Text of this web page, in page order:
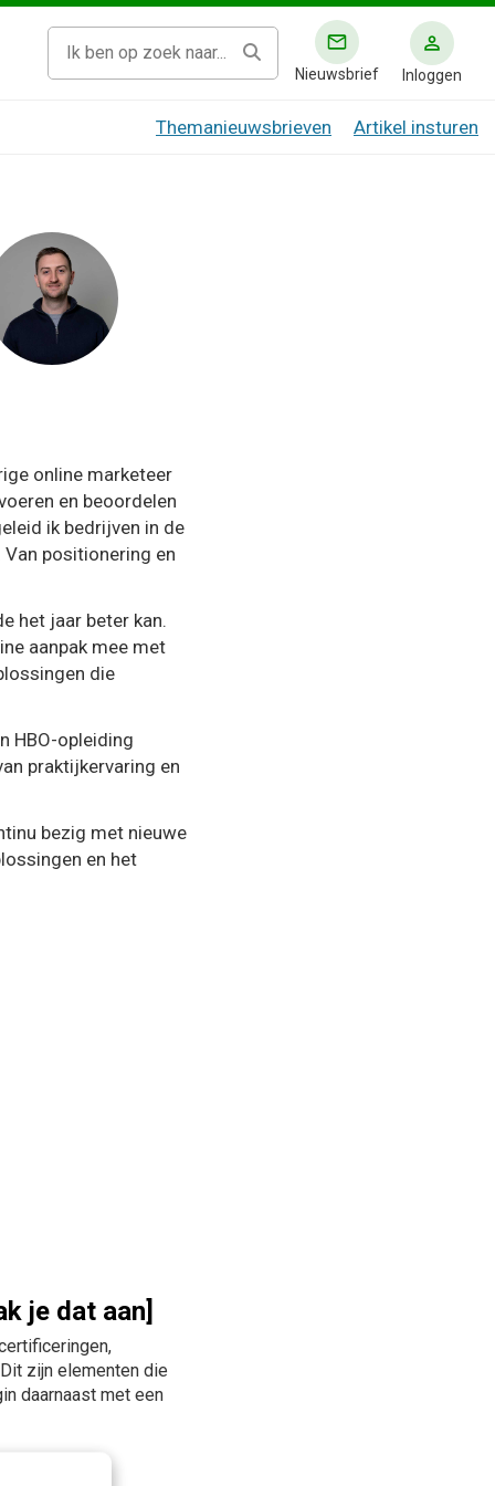
Nieuwsbrief Inloggen
Themanieuwsbrieven Artikel insturen
online marketeer
en beoordelen
ik bedrijven in de
positionering en
het jaar beter kan.
aanpak mee met
die
HBO-opleiding
praktijkervaring en
bezig met nieuwe
en het
je dat aan]
zijn elementen die
daarnaast met een